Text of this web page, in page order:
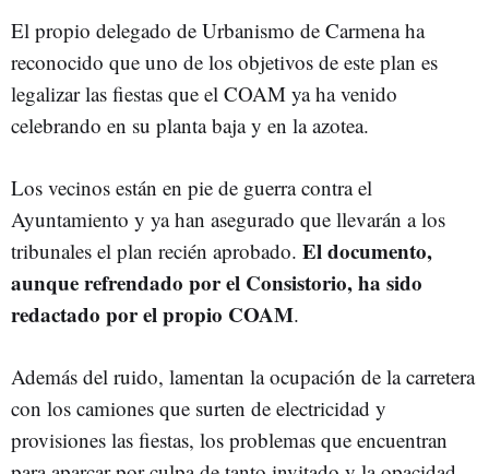
El propio delegado de Urbanismo de Carmena ha
reconocido que uno de los objetivos de este plan es
legalizar las fiestas que el COAM ya ha venido
celebrando en su planta baja y en la azotea.
Los vecinos están en pie de guerra contra el
Ayuntamiento y ya han asegurado que llevarán a los
tribunales el plan recién aprobado. El documento,
aunque refrendado por el Consistorio, ha sido
redactado por el propio COAM.
Además del ruido, lamentan la ocupación de la carretera
con los camiones que surten de electricidad y
provisiones las fiestas, los problemas que encuentran